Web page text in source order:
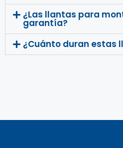
¿Las llantas para
garantía?
¿Cuánto duran estas